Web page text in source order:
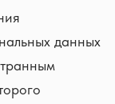
данных